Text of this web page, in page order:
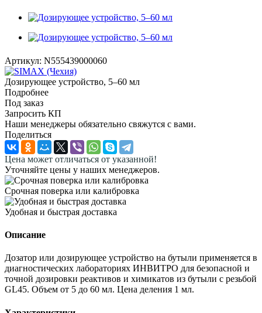
Артикул: N555439000060
Дозирующее устройство, 5–60 мл
Подробнее
Под заказ
Запросить КП
Наши менеджеры обязательно свяжутся с вами.
Поделиться
Цена может отличаться от указанной!
Уточняйте цены у наших менеджеров.
Срочная поверка или калибровка
Удобная и быстрая доставка
Описание
Дозатор или дозирующее устройство на бутыли применяется в
диагностических лабораториях ИНВИТРО для безопасной и
точной дозировки реактивов и химикатов из бутыли с резьбой
GL45. Объем от 5 до 60 мл. Цена деления 1 мл.